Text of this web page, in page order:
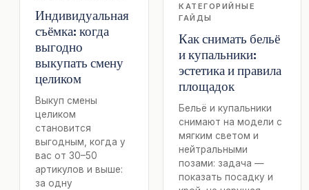
Индивидуальная
съёмка: когда
выгодно
выкупать смену
целиком
Выкуп смены
целиком
становится
выгодным, когда у
вас от 30–50
артикулов и выше:
за одну
КАТЕГОРИЙНЫЕ
ГАЙДЫ
Как снимать бельё
и купальники:
эстетика и правила
площадок
Бельё и купальники
снимают на модели с
мягким светом и
нейтральными
позами: задача —
показать посадку и